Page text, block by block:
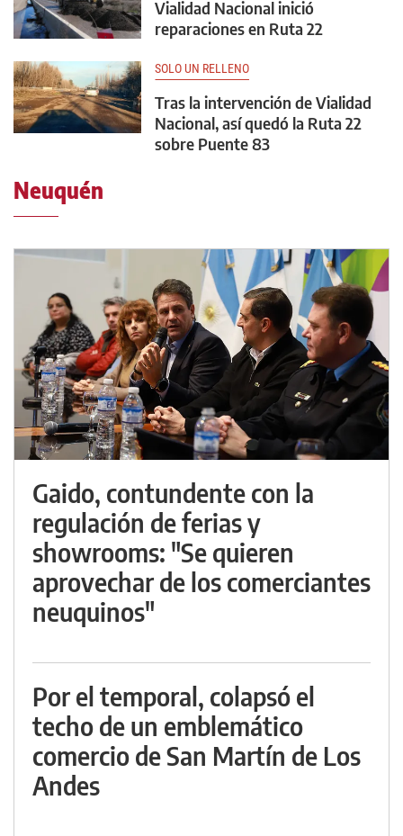
Vialidad Nacional inició
reparaciones en Ruta 22
SOLO UN RELLENO
Tras la intervención de Vialidad
Nacional, así quedó la Ruta 22
sobre Puente 83
Neuquén
Gaido, contundente con la
regulación de ferias y
showrooms: "Se quieren
aprovechar de los comerciantes
neuquinos"
Por el temporal, colapsó el
techo de un emblemático
comercio de San Martín de Los
Andes